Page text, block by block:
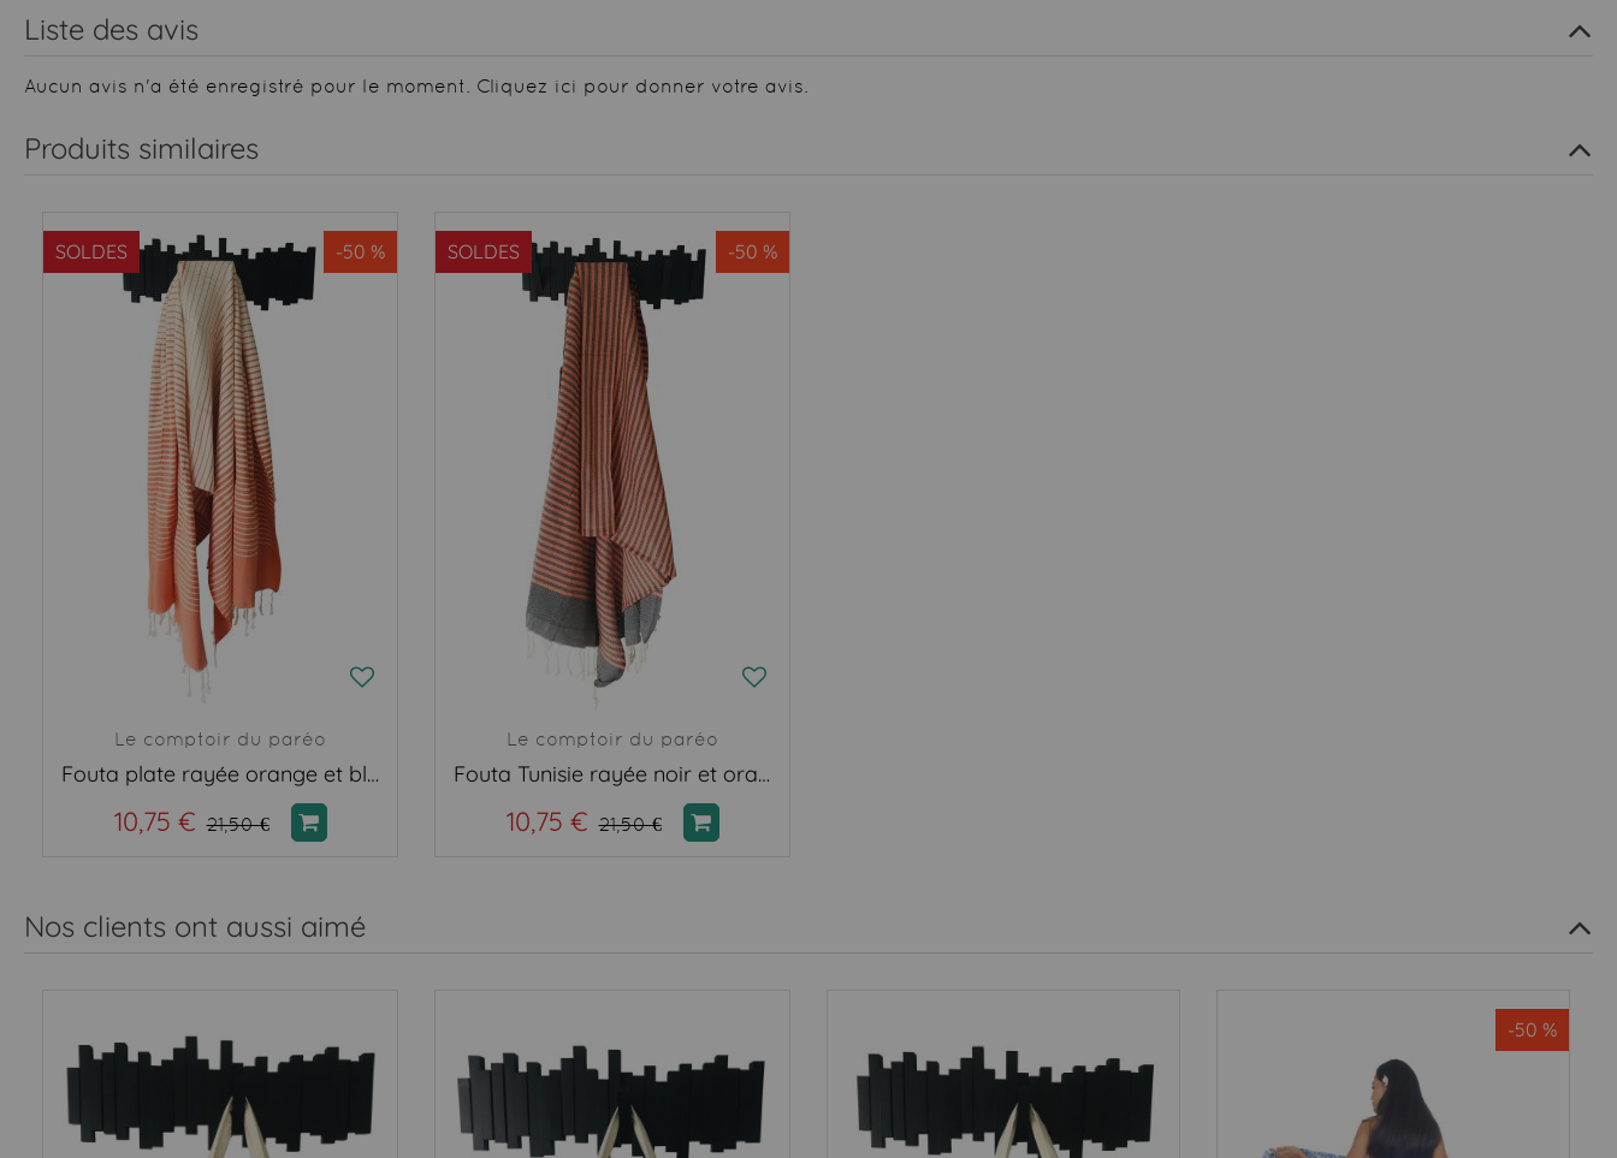
Liste des avis
Aucun avis n'a été enregistré pour le moment. Cliquez ici pour donner votre avis.
Produits similaires
SOLDES -50 %
Le comptoir du paréo
Fouta plate rayée orange et blanc
10,75 € 21,50 €
SOLDES -50 %
Le comptoir du paréo
Fouta Tunisie rayée noir et orange
10,75 € 21,50 €
Nos clients ont aussi aimé
-50 %